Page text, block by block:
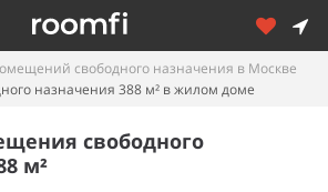
свободного назначения в Москве
назначения 388 м² в жилом доме
свободного
м²